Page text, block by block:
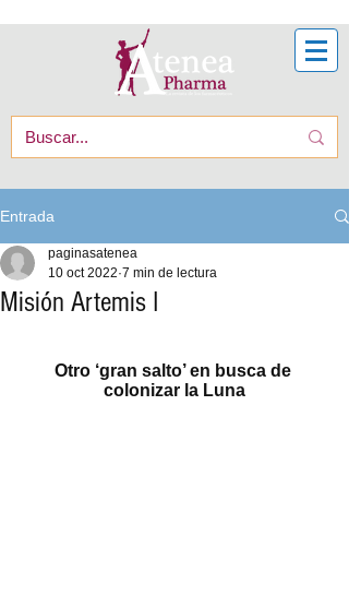
Entrada
Misión Artemis I
paginasatenea
10 oct 2022 7 min de lectura
Otro ‘gran salto’ en busca de
colonizar la Luna